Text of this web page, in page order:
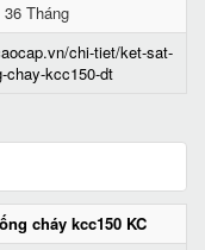
36 Tháng
chi-tiet/ket-sat-
chay-kcc150-dt
cháy kcc150 KC